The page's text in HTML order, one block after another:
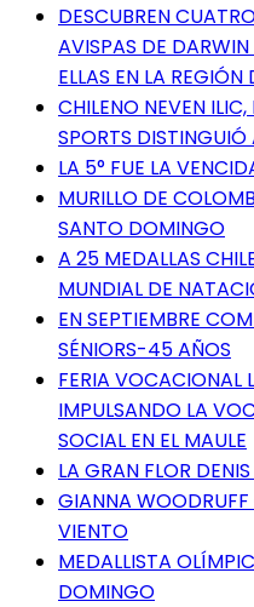
DESCUBREN
AVISPAS DE
ELLAS EN LA REGIÓN
CHILENO NEVEN
SPORTS DISTINGUIÓ
LA 5° FUE LA
MURILLO DE
SANTO DOMINGO
A 25 MEDALLAS
MUNDIAL DE
EN SEPTIEMBRE
SÉNIORS-45 AÑOS
FERIA VOCACIONAL
IMPULSANDO LA
SOCIAL EN EL MAULE
LA GRAN FLOR
GIANNA
VIENTO
MEDALLISTA
DOMINGO